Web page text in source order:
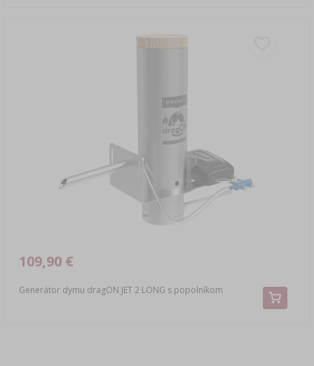
Generátor dymu dragON JET 2 LONG s popolníkom
109,90 €